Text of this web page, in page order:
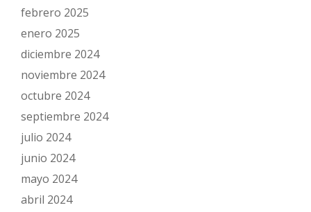
febrero 2025
enero 2025
diciembre 2024
noviembre 2024
octubre 2024
septiembre 2024
julio 2024
junio 2024
mayo 2024
abril 2024